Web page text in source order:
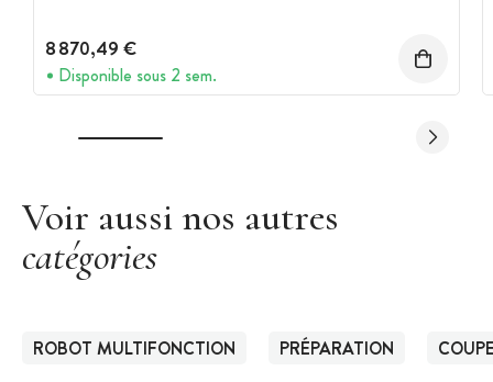
8 870,49 €
Disponible sous 2 sem.
Voir aussi nos autres
catégories
ROBOT MULTIFONCTION PRÉPARATION